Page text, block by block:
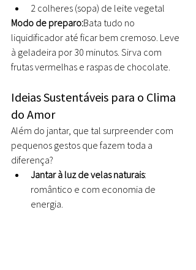
2 colheres (sopa) de leite vegetal
Modo de preparo:Bata tudo no
liquidificador até ficar bem cremoso. Leve
à geladeira por 30 minutos. Sirva com
frutas vermelhas e raspas de chocolate.
Ideias Sustentáveis para o Clima
do Amor
Além do jantar, que tal surpreender com
pequenos gestos que fazem toda a
diferença?
Jantar à luz de velas naturais:
romântico e com economia de
energia.